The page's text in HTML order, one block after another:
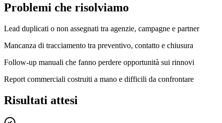
Problemi che risolviamo
Lead duplicati o non assegnati tra agenzie, campagne e partner
Mancanza di tracciamento tra preventivo, contatto e chiusura
Follow-up manuali che fanno perdere opportunità sui rinnovi
Report commerciali costruiti a mano e difficili da confrontare
Risultati attesi